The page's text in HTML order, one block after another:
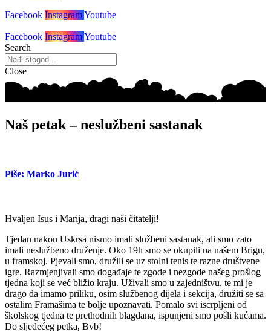
Facebook InstagramYoutube
Facebook InstagramYoutube
Search
Close
Naš petak – neslužbeni sastanak
Piše: Marko Jurić
Hvaljen Isus i Marija, dragi naši čitatelji!
Tjedan nakon Uskrsa nismo imali službeni sastanak, ali smo zato
imali neslužbeno druženje. Oko 19h smo se okupili na našem Brigu,
u framskoj. Pjevali smo, družili se uz stolni tenis te razne društvene
igre. Razmjenjivali smo događaje te zgode i nezgode našeg prošlog
tjedna koji se već bližio kraju. Uživali smo u zajedništvu, te mi je
drago da imamo priliku, osim službenog dijela i sekcija, družiti se sa
ostalim Framašima te bolje upoznavati. Pomalo svi iscrpljeni od
školskog tjedna te prethodnih blagdana, ispunjeni smo pošli kućama.
Do sljedećeg petka, Bvb!